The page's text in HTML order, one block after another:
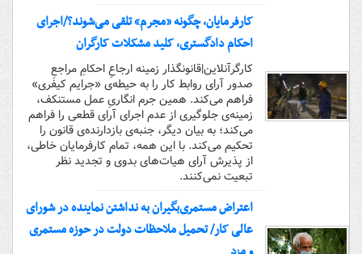
کارفرمایان، چگونه «مجرم» تلقی می‌شوند؟/اجرای
احکام دادگستری، کلید مشکلات کارگران
کارگرآنلاین|قانونگذار زمینه ارجاعِ احکامِ مراجعِ
صدور آرای روابط کار را به حیطه‌ی «جرایم کیفری»
فراهم می‌کند. همین جرم انگاریِ عمل مستنکف،
زمینه‌ی جلوگیری از عدم اجرای آرای قطعی را فراهم
می‌کند؛ به بیان دیگر، جنبه‌ی بازدارنده‌ی قانون را
تحکیم می‌کند. با این همه، تمام کارفرمایان خاطی،
از پذیرش آرای هیات‌های بدوی و تجدید نظر
تبعیت نمی‌کنند.
اعتراض مستمری‌بگیران به نداشتن نماینده در شورای
عالی کار/ تحمیل ملاحظات دولت در حوزه مستمری